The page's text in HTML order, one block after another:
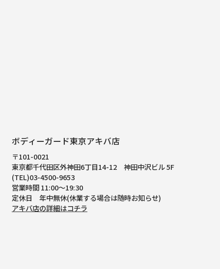
ボディーガード東京アキバ店
〒101-0021
東京都千代田区外神田6丁目14-12 神田中沢ビル 5F
(TEL)03-4500-9653
営業時間 11:00～19:30
定休日 年中無休(休業する場合は随時お知らせ)
アキバ店の詳細はコチラ